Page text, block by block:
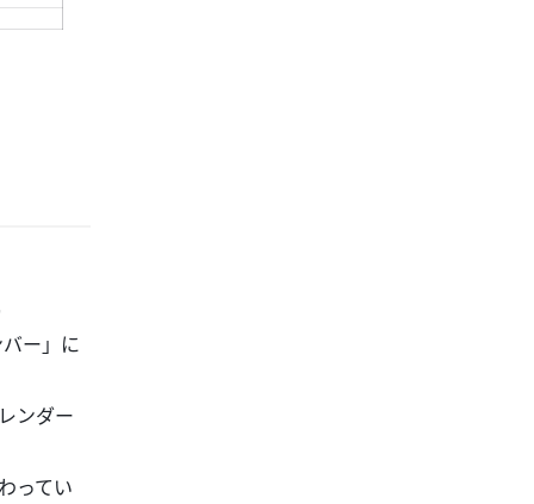
ー」に
ンダー
ってい